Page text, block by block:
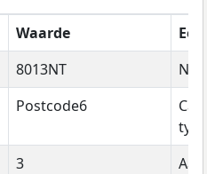
Waarde
8013NT
Postcode6
type
3